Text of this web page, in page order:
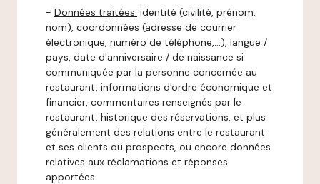
- Données traitées: identité (civilité, prénom,
nom), coordonnées (adresse de courrier
électronique, numéro de téléphone,…), langue /
pays, date d'anniversaire / de naissance si
communiquée par la personne concernée au
restaurant, informations d'ordre économique et
financier, commentaires renseignés par le
restaurant, historique des réservations, et plus
généralement des relations entre le restaurant
et ses clients ou prospects, ou encore données
relatives aux réclamations et réponses
apportées.